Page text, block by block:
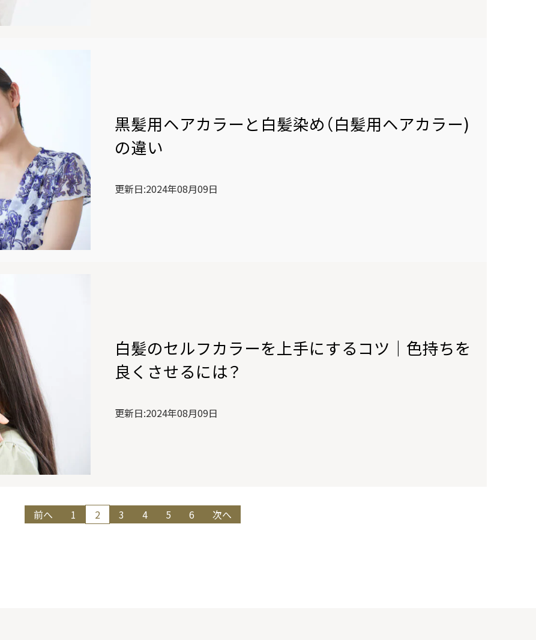
黒髪用ヘアカラーと白髪染め（白髪用ヘアカラー)
の違い
更新日:2024年08月09日
白髪のセルフカラーを上手にするコツ｜色持ちを
良くさせるには？
更新日:2024年08月09日
前へ 1 2 3 4 5 6 次へ